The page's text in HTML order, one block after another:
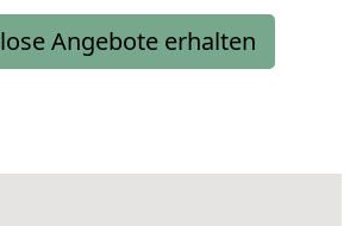
Angebote erhalten